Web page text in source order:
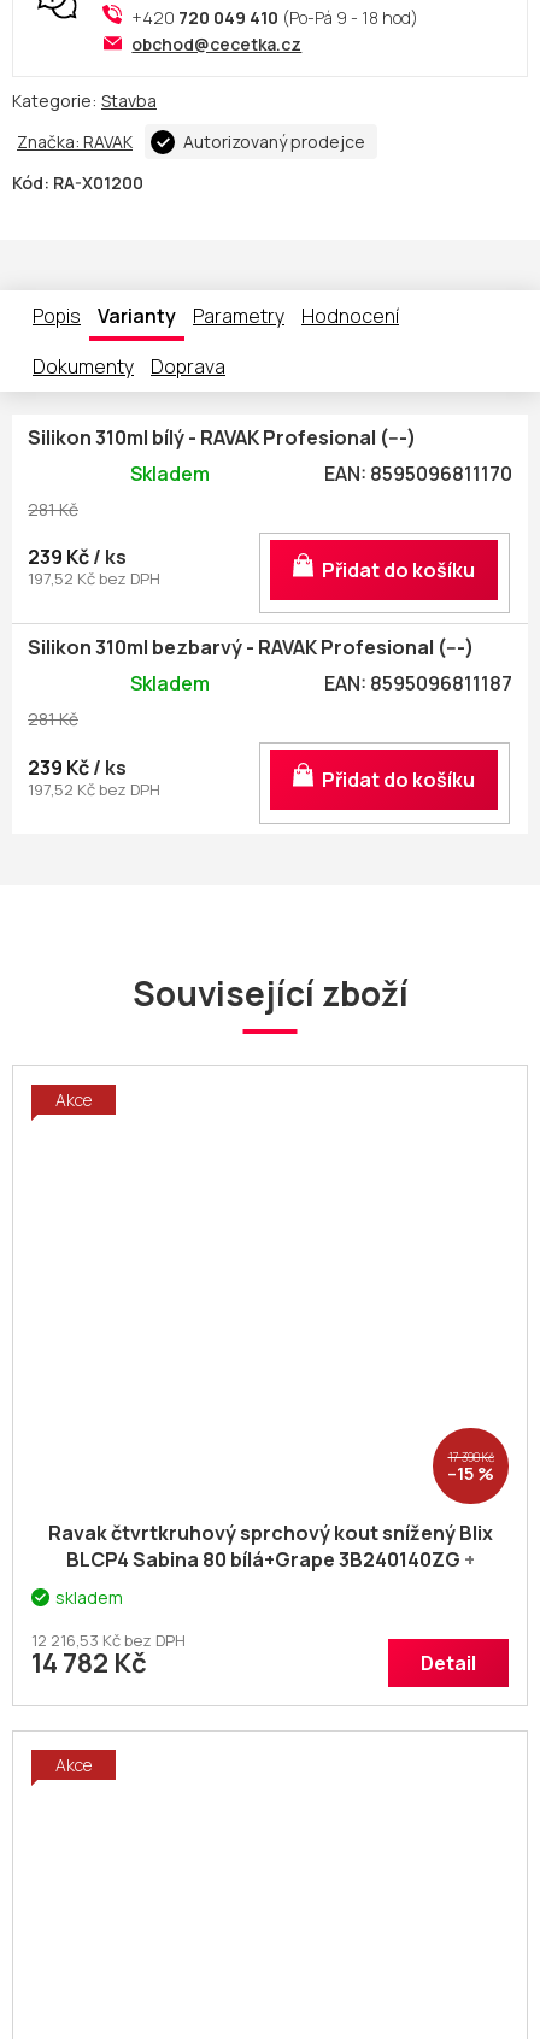
+420 720 049 410 (Po-Pá 9 - 18 hod)
obchod@cecetka.cz
Kategorie: Stavba
Značka: RAVAK
Autorizovaný prodejce
Kód: RA-X01200
Popis Varianty Parametry
Hodnocení
Dokumenty
Doprava
Silikon 310ml bílý - RAVAK Profesional (---)
281 Kč
239 Kč/ ks
197,52 Kč bez DPH
Skladem EAN: 8595096811170
Do košíku
Silikon 310ml bezbarvý - RAVAK Profesional (---)
281 Kč
239 Kč/ ks
197,52 Kč bez DPH
Skladem EAN: 8595096811187
Do košíku
Související zboží
Akce
17 390 Kč
–15 %
Ravak čtvrtkruhový sprchový kout snížený Blix
BLCP4 Sabina 80 bílá+Grape 3B240140ZG +
voucher# Dodatečná sleva 5% kód: KOUPELNA
skladem
12 216,53 Kč bez DPH
14 782 Kč Detail
Akce